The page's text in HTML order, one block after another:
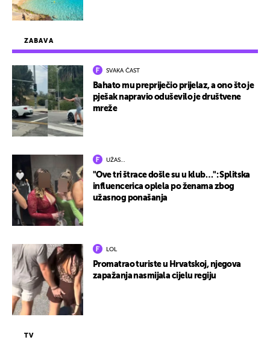
ZABAVA
SVAKA ČAST
Bahato mu prepriječio prijelaz, a ono što je
pješak napravio oduševilo je društvene
mreže
UŽAS…
"Ove tri štrace došle su u klub…": Splitska
influencerica oplela po ženama zbog
užasnog ponašanja
LOL
Promatrao turiste u Hrvatskoj, njegova
zapažanja nasmijala cijelu regiju
TV